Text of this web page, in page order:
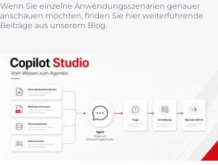
Wenn Sie einzelne Anwendungsszenarien genauer
anschauen möchten, finden Sie hier weiterführende
Beiträge aus unserem Blog.